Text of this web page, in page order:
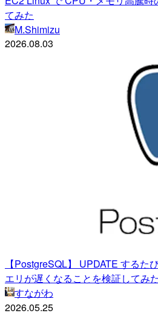
てみた
M.Shimizu
2026.08.03
【PostgreSQL】 UPDATE するた
エリが遅くなることを検証してみた
すながわ
2026.05.25